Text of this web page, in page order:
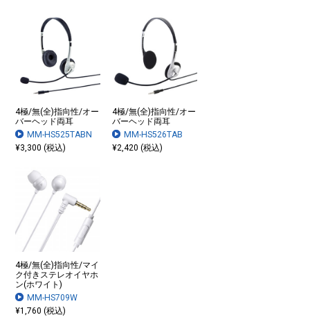
4極/無(全)指向性/オー
バーヘッド両耳
MM-HS525TABN
¥3,300 (税込)
4極/無(全)指向性/オー
バーヘッド両耳
MM-HS526TAB
¥2,420 (税込)
4極/無(全)指向性/マイ
ク付きステレオイヤホ
ン(ホワイト)
MM-HS709W
¥1,760 (税込)